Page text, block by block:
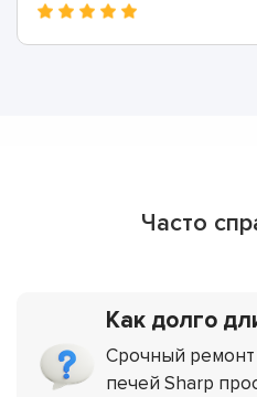
Часто
Как долго
Срочный
печей Sharp